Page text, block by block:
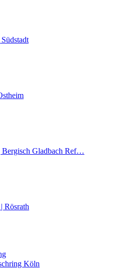
Bergisch Gladbach Ref…
Rösrath
Köln